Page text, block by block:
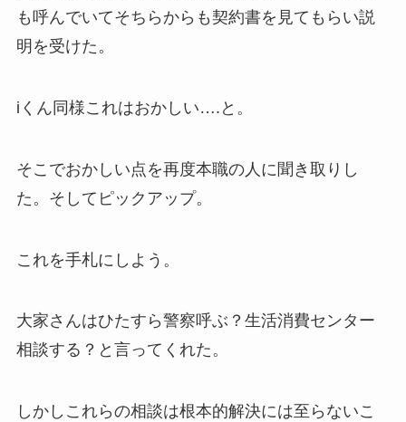
も呼んでいてそちらからも契約書を見てもらい説
明を受けた。
iくん同様これはおかしい….と。
そこでおかしい点を再度本職の人に聞き取りし
た。そしてピックアップ。
これを手札にしよう。
大家さんはひたすら警察呼ぶ？生活消費センター
相談する？と言ってくれた。
しかしこれらの相談は根本的解決には至らないこ